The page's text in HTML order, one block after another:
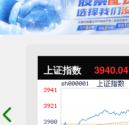
上证指数 3940.04